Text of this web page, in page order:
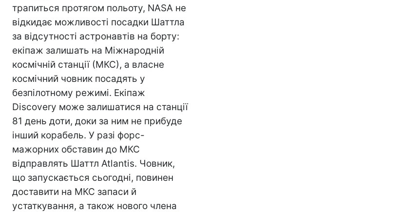
трапиться протягом польоту, NASA не
відкидає можливості посадки Шаттла
за відсутності астронавтів на борту:
екіпаж залишать на Міжнародній
космічній станції (МКС), а власне
космічний човник посадять у
безпілотному режимі. Екіпаж
Discovery може залишатися на станції
81 день доти, доки за ним не прибуде
інший корабель. У разі форс-
мажорних обставин до МКС
відправлять Шаттл Atlantis. Човник,
що запускається сьогодні, повинен
доставити на МКС запаси й
устаткування, а також нового члена